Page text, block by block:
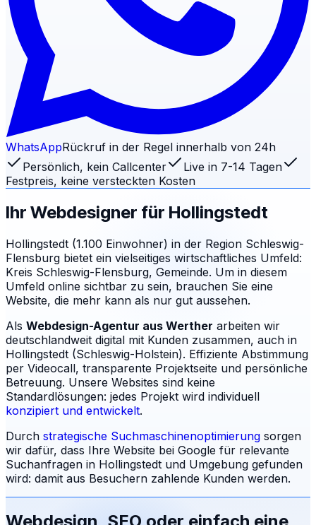
WhatsAppRückruf in der Regel innerhalb von 24h
Persönlich, kein Callcenter
Live in 7-14 Tagen
Festpreis, keine versteckten Kosten
Ihr Webdesigner für Hollingstedt
Hollingstedt (1.100 Einwohner) in der Region Schleswig-
Flensburg bietet ein vielseitiges wirtschaftliches Umfeld:
Kreis Schleswig-Flensburg, Gemeinde. Um in diesem
Umfeld online sichtbar zu sein, brauchen Sie eine
Website, die mehr kann als nur gut aussehen.
Als Webdesign-Agentur aus Werther arbeiten wir
deutschlandweit digital mit Kunden zusammen, auch in
Hollingstedt (Schleswig-Holstein). Effiziente Abstimmung
per Videocall, transparente Projektseite und persönliche
Betreuung. Unsere Websites sind keine
Standardlösungen: jedes Projekt wird individuell
konzipiert und entwickelt.
Durch strategische Suchmaschinenoptimierung sorgen
wir dafür, dass Ihre Website bei Google für relevante
Suchanfragen in Hollingstedt und Umgebung gefunden
wird: damit aus Besuchern zahlende Kunden werden.
Webdesign, SEO oder einfach eine